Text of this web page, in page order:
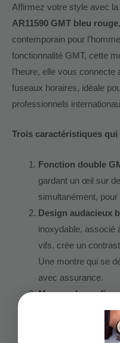
Affirmez votre style avec
AR11590 GMT bleu rouge
contemporain pour
fonctionnalité GMT, cette
l’heure, elle vous
fuseaux horaires, idéale
professionnels
Trois caractéristiques
Fonction double
gardant un œil sur
simultanément,
Design audacieux
inoxydable, associé
vifs, crée un
Une montre qui se
avec assurance.
Marque de
l’élégance
Portée à votre